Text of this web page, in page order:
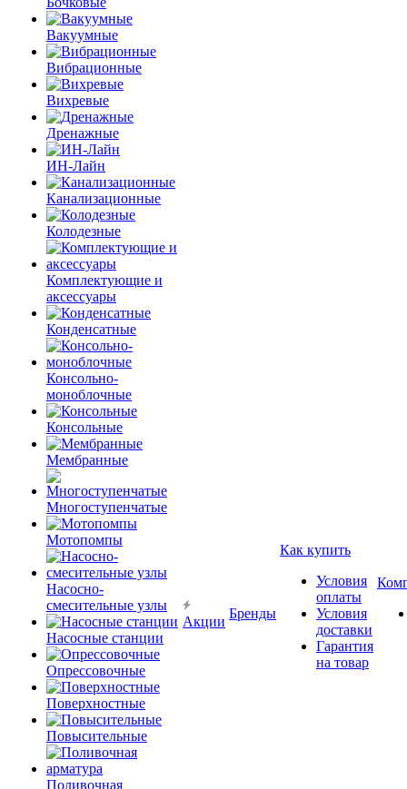
Вакуумные
Вибрационные
Вихревые
Дренажные
ИН-Лайн
Канализационные
Колодезные
Комплектующие и
аксессуары
Конденсатные
Консольно-
моноблочные
Консольные
Мембранные
Многоступенчатые
Мотопомпы
Насосно-
смесительные узлы
Насосные станции
Опрессовочные
Поверхностные
Повысительные
Поливочная
Акции
Бренды
Как купить
Условия
оплаты
Условия
доставки
Гарантия
на товар